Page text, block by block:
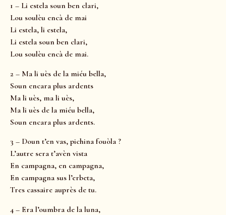
1 – Li estela soun ben clari,
Lou soulèu encà de mai
Li estela, li estela,
Li estela soun ben clari,
Lou soulèu encà de mai.
2 – Ma li uès de la miéu bella,
Soun encara plus ardents
Ma li uès, ma li uès,
Ma li uès de la miéu bella,
Soun encara plus ardents.
3 – Doun t’en vas, pichina fouòla ?
L’autre sera t’avèn vista
En campagna, en campagna,
En campagna sus l’erbeta,
Tres cassaire auprès de tu.
4 – Era l’oumbra de la luna,